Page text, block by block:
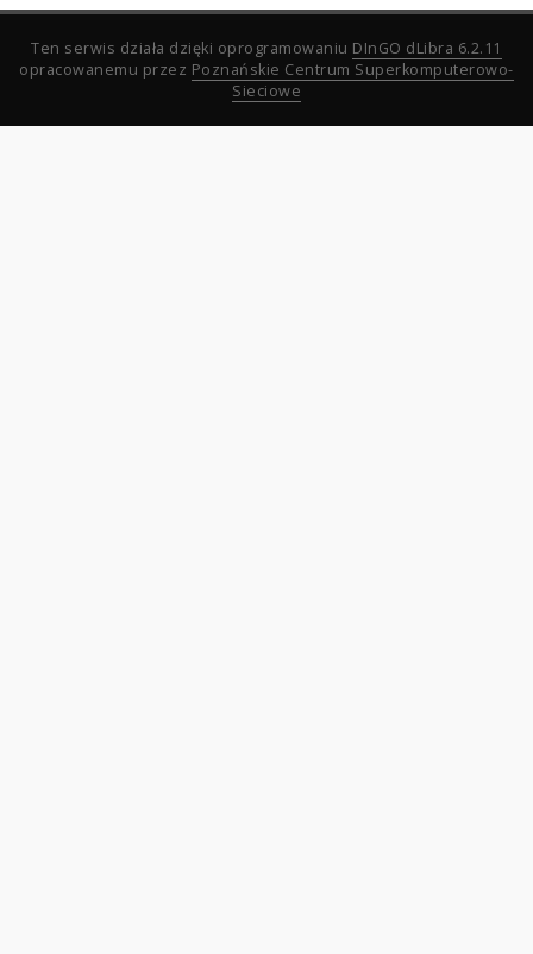
Ten serwis działa dzięki oprogramowaniu DInGO dLibra 6.2.11
opracowanemu przez Poznańskie Centrum Superkomputerowo-
Sieciowe